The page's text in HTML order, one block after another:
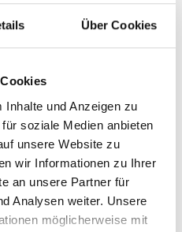
Über Cookies
und Anzeigen zu
soziale Medien anbieten
unsere Website zu
wir Informationen zu Ihrer
an unsere Partner für
Analysen weiter. Unsere
möglicherweise mit
op. 65“ von Sigfrid
dieses Thema
des Übergangs wird zwar
und doch ist da
des innerlichen
dass alle Trauer, alle
ist. Daher eignet der
etwas Schwebendes, das